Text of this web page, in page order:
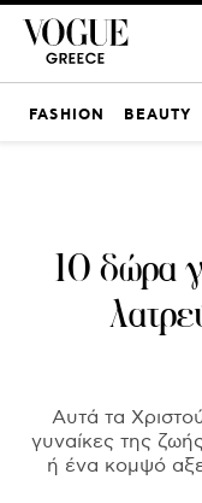
FASHION BEAUTY
10 δώρα
Αυτά τα
γυναίκες της
ή ένα κομψό